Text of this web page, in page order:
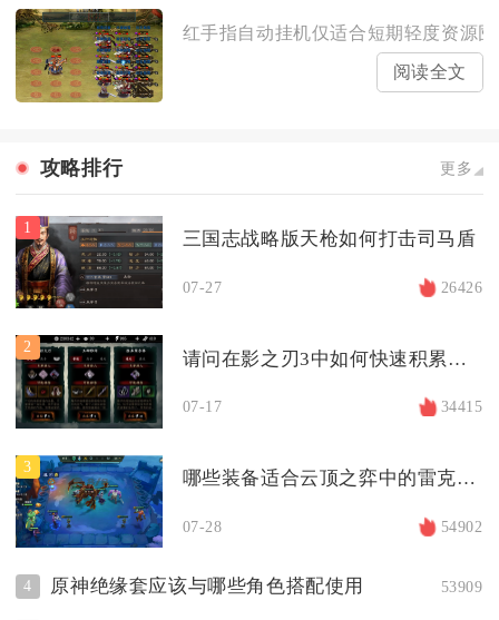
红手指自动挂机仅适合短期轻度资源
阅读全文
攻略排行 更多
1
三国志战略版天枪如何打击司马盾
07-27 26426
2
请问在影之刃3中如何快速积累财富
07-17 34415
3
哪些装备适合云顶之弈中的雷克顿阵容
07-28 54902
4 原神绝缘套应该与哪些角色搭配使用 53909